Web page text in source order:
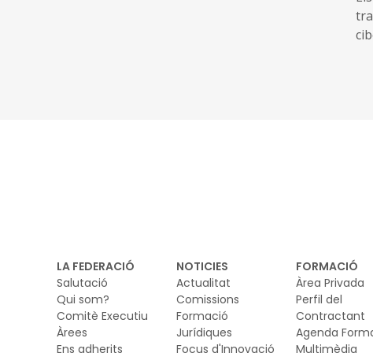
la
el
LA FEDERACIÓ
Salutació
Qui som?
Comitè Executiu
Àrees
Ens adherits
NOTICIES
Actualitat
Comissions
Formació
Jurídiques
Focus d'Innovació
FORMACIÓ
Àrea Privada
Perfil del
Contractant
Agenda
Multimèdia